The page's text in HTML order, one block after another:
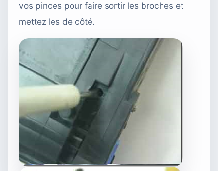
vos pinces pour faire sortir les broches et
mettez les de côté.